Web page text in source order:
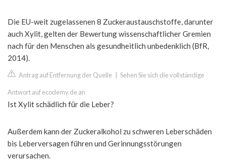
Die EU-weit zugelassenen 8 Zuckeraustauschstoffe, darunter
auch Xylit, gelten der Bewertung wissenschaftlicher Gremien
nach für den Menschen als gesundheitlich unbedenklich (BfR,
2014).
Antrag auf Entfernung der Quelle Sehen Sie sich die vollständige
Antwort auf ecodemy.de an
Ist Xylit schädlich für die Leber?
Außerdem kann der Zuckeralkohol zu schweren Leberschäden
bis Leberversagen führen und Gerinnungsstörungen
verursachen.